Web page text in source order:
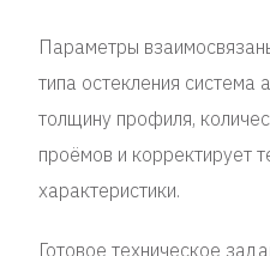
Параметры
типа остекления система
толщину профиля,
проёмов и корректирует
характеристики.
Готовое техническое